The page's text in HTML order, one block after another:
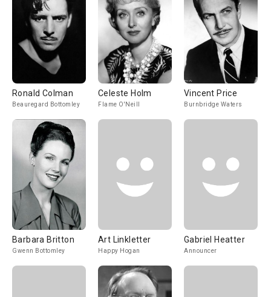
Ronald Colman
Beauregard Bottomley
Celeste Holm
Flame O'Neill
Vincent Price
Burnbridge Waters
Barbara Britton
Gwenn Bottomley
Art Linkletter
Happy Hogan
Gabriel Heatter
Announcer